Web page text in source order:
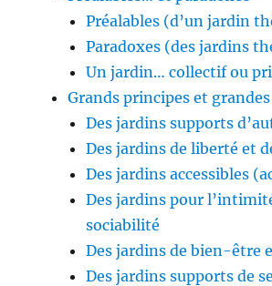
Préalables (d’un jardin
Paradoxes (des jardins
Un jardin… collectif ou
Grands principes et
Des jardins supports
Des jardins de liberté et
Des jardins accessibles
Des jardins pour
sociabilité
Des jardins de bien-être
Des jardins supports de